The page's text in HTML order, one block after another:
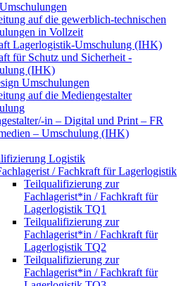
auf die gewerblich-technischen
in Vollzeit
Lagerlogistik-Umschulung (IHK)
für Schutz und Sicherheit -
(IHK)
Umschulungen
auf die Mediengestalter
in – Digital und Print – FR
– Umschulung (IHK)
Logistik
/ Fachkraft für Lagerlogistik
Teilqualifizierung zur
Fachlagerist*in / Fachkraft für
Lagerlogistik TQ1
Teilqualifizierung zur
Fachlagerist*in / Fachkraft für
Lagerlogistik TQ2
Teilqualifizierung zur
Fachlagerist*in / Fachkraft für